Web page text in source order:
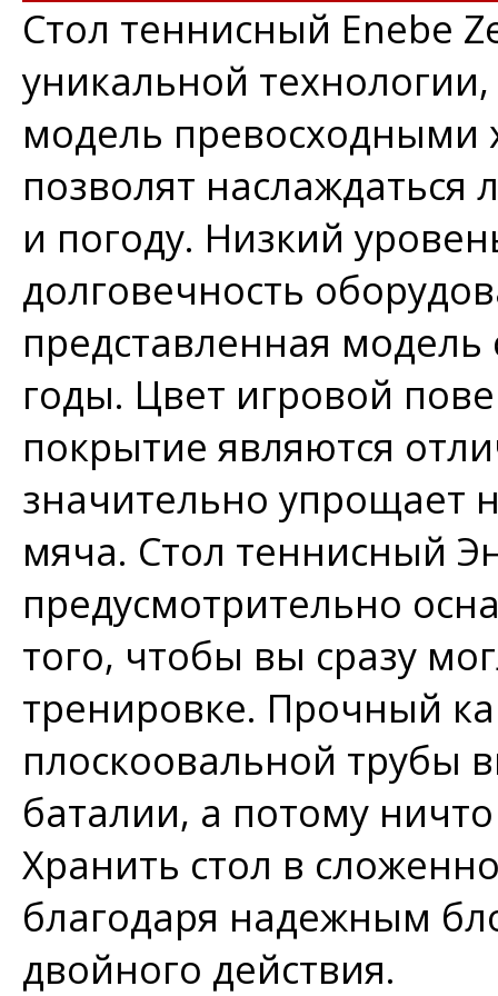
Стол теннисный Enebe
уникальной
модель превосходными
позволят
и погоду. Низкий
долговечность
представленная
годы. Цвет игровой
покрытие являются
значительно упрощает
мяча. Стол теннисный
предусмотрительно
того, чтобы вы сразу
тренировке. Прочный
плоскоовальной трубы
баталии, а потому
Хранить стол в
благодаря надежным
двойного действия.